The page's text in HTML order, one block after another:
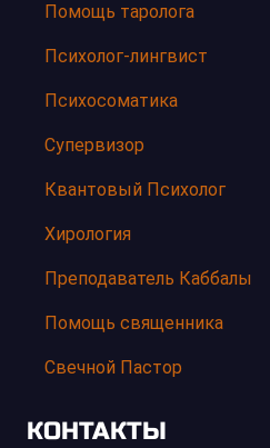
Помощь таролога
Психолог-лингвист
Психосоматика
Супервизор
Квантовый Психолог
Хирология
Преподаватель Каббалы
Помощь священника
Свечной Пастор
КОНТАКТЫ